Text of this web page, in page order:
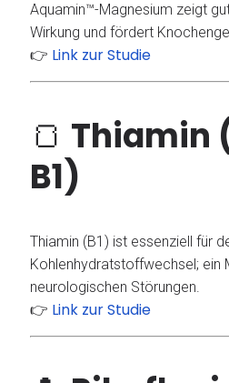
Aquamin™-Magnesium zeigt
Wirkung und fördert
👉 Link zur Studie
🍞 Thiamin
B1)
Thiamin (B1) ist essenziell für
Kohlenhydratstoffwechsel; ein
neurologischen Störungen.
👉 Link zur Studie